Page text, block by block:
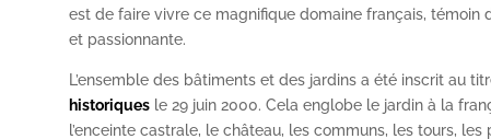
est de faire vivre ce magnifique domaine français, témoin
et passionnante.
L’ensemble des bâtiments et des jardins a été inscrit au
historiquesle 29 juin 2000. Cela englobe le jardin à la
l’enceinte castrale, le château, les communs, les tours, les